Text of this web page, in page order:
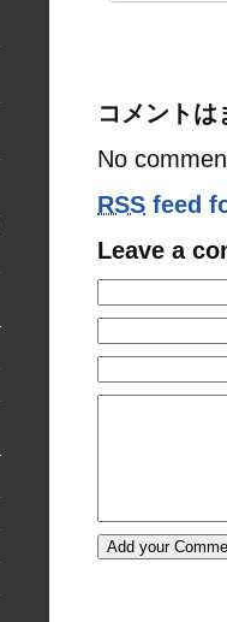
コメントは
No
RSS feed
Leave a